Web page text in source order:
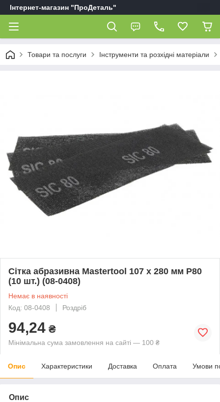
Інтернет-магазин "ПроДеталь"
Товари та послуги Інструменти та розхідні матеріали
Сітка абразивна Mastertool 107 х 280 мм Р80
(10 шт.) (08-0408)
Немає в наявності
Код: 08-0408
Роздріб
94,24 ₴
Мінімальна сума замовлення на сайті — 100 ₴
Опис Характеристики Доставка Оплата Умови
Опис